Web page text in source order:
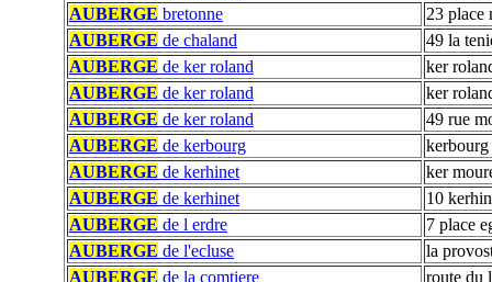
AUBERGE bretonne
23 place
AUBERGE de chaland
49 la
AUBERGE de ker roland
ker
AUBERGE de ker roland
ker
AUBERGE de ker roland
49 rue
AUBERGE de kerbourg
kerbourg
AUBERGE de kerhinet
ker
AUBERGE de kerhinet
10
AUBERGE de l erdre
7 place
AUBERGE de l'ecluse
la
AUBERGE de la comtiere
route du